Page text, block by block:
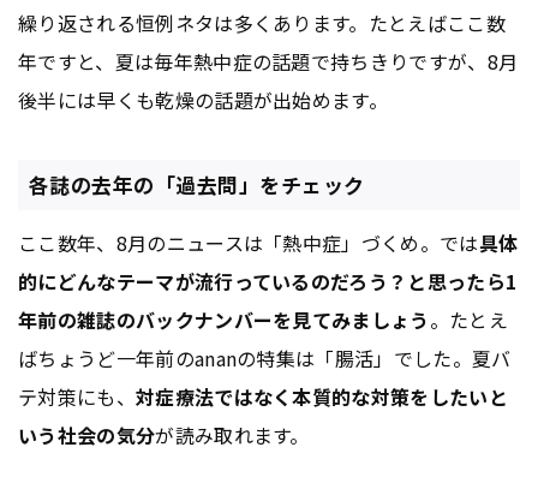
繰り返される恒例ネタは多くあります。たとえばここ数
年ですと、夏は毎年熱中症の話題で持ちきりですが、8月
後半には早くも乾燥の話題が出始めます。
各誌の去年の「過去問」をチェック
ここ数年、8月のニュースは「熱中症」づくめ。では具体
的にどんなテーマが流行っているのだろう？と思ったら1
年前の雑誌のバックナンバーを見てみましょう。たとえ
ばちょうど一年前のananの特集は「腸活」でした。夏バ
テ対策にも、 対症療法ではなく本質的な対策をしたいと
いう社会の気分が読み取れます。